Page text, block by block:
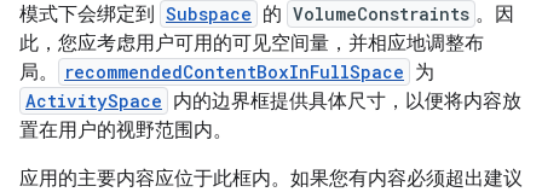
模式下会绑定到 Subspace 的 VolumeConstraints 。因
此，您应考虑用户可用的可见空间量，并相应地调整布
局。
recommendedContentBoxInFullSpace 为
ActivitySpace 内的边界框提供具体尺寸，以便将内容放
置在用户的视野范围内。
应用的主要内容应位于此框内。如果您有内容必须超出建议